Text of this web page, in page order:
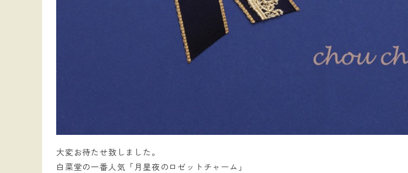
大変お待たせ致しました。
白菜堂の一番人気「月星夜のロゼットチャーム」